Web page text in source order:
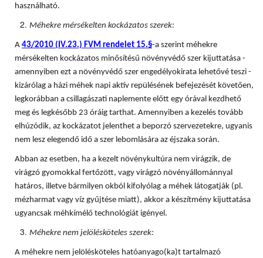
használható.
Méhekre mérsékelten kockázatos szerek:
A 43/2010 (IV.23.) FVM rendelet 15.§-a szerint méhekre
mérsékelten kockázatos minősítésű növényvédő szer kijuttatása -
amennyiben ezt a növényvédő szer engedélyokirata lehetővé teszi -
kizárólag a házi méhek napi aktív repülésének befejezését követően,
legkorábban a csillagászati naplemente előtt egy órával kezdhető
meg és legkésőbb 23 óráig tarthat. Amennyiben a kezelés tovább
elhúzódik, az kockázatot jelenthet a beporzó szervezetekre, ugyanis
nem lesz elegendő idő a szer lebomlására az éjszaka során.
Abban az esetben, ha a kezelt növénykultúra nem virágzik, de
virágzó gyomokkal fertőzött, vagy virágzó növényállománnyal
határos, illetve bármilyen okból kifolyólag a méhek látogatják (pl.
mézharmat vagy víz gyűjtése miatt), akkor a készítmény kijuttatása
ugyancsak méhkímélő technológiát igényel.
Méhekre nem jelölésköteles szerek:
A méhekre nem jelölésköteles hatóanyago(ka)t tartalmazó